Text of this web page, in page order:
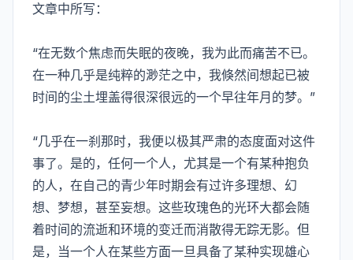
文章中所写：
“在无数个焦虑而失眠的夜晚，我为此而痛苦不已。
在一种几乎是纯粹的渺茫之中，我倏然间想起已被
时间的尘土埋盖得很深很远的一个早往年月的梦。”
“几乎在一刹那时，我便以极其严肃的态度面对这件
事了。是的，任何一个人，尤其是一个有某种抱负
的人，在自己的青少年时期会有过许多理想、幻
想、梦想，甚至妄想。这些玫瑰色的光环大都会随
着时间的流逝和环境的变迁而消散得无踪无影。但
是，当一个人在某些方面一旦具备了某种实现雄心